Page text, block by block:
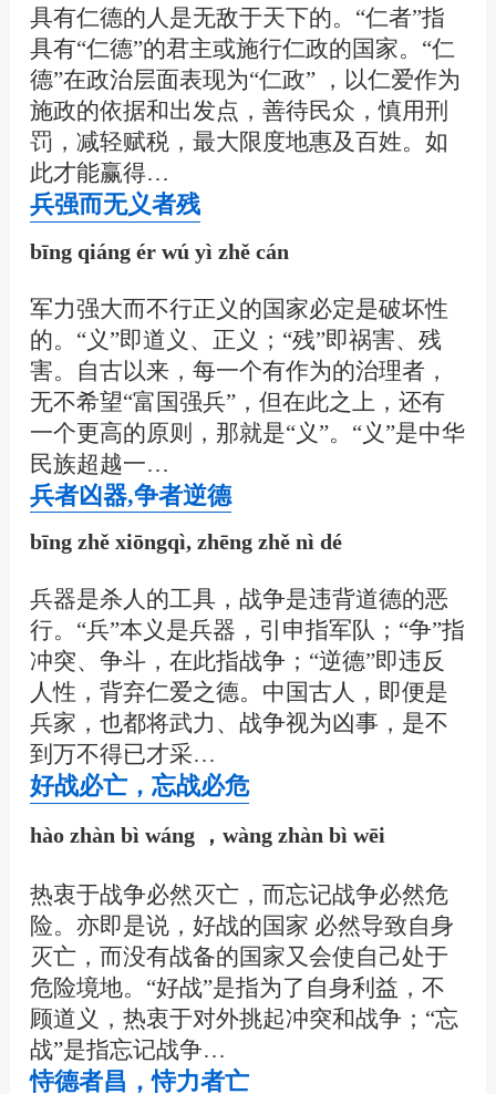
具有仁德的人是无敌于天下的。“仁者”指
具有“仁德”的君主或施行仁政的国家。“仁
德”在政治层面表现为“仁政” ，以仁爱作为
施政的依据和出发点，善待民众，慎用刑
罚，减轻赋税，最大限度地惠及百姓。如
此才能赢得…
兵强而无义者残
bīng qiáng ér wú yì zhě cán
军力强大而不行正义的国家必定是破坏性
的。“义”即道义、正义；“残”即祸害、残
害。自古以来，每一个有作为的治理者，
无不希望“富国强兵”，但在此之上，还有
一个更高的原则，那就是“义”。“义”是中华
民族超越一…
兵者凶器,争者逆德
bīng zhě xiōngqì, zhēng zhě nì dé
兵器是杀人的工具，战争是违背道德的恶
行。“兵”本义是兵器，引申指军队；“争”指
冲突、争斗，在此指战争；“逆德”即违反
人性，背弃仁爱之德。中国古人，即便是
兵家，也都将武力、战争视为凶事，是不
到万不得已才采…
好战必亡，忘战必危
hào zhàn bì wáng ，wàng zhàn bì wēi
热衷于战争必然灭亡，而忘记战争必然危
险。亦即是说，好战的国家 必然导致自身
灭亡，而没有战备的国家又会使自己处于
危险境地。“好战”是指为了自身利益，不
顾道义，热衷于对外挑起冲突和战争；“忘
战”是指忘记战争…
恃德者昌，恃力者亡